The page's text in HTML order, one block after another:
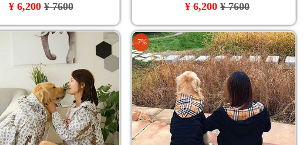
¥ 6,200¥ 7600 ¥ 6,200¥ 7600
-7%